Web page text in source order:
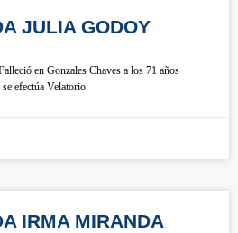
JULIA GODOY
en Gonzales Chaves a los 71 años
efectúa Velatorio
IRMA MIRANDA